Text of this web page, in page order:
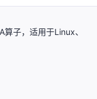
子，适用于Linux、